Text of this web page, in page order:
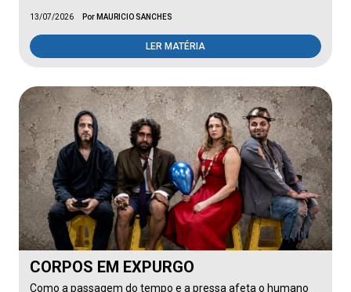
13/07/2026 Por MAURICIO SANCHES
LER MATÉRIA
CORPOS EM EXPURGO
Como a passagem do tempo e a pressa afeta o humano